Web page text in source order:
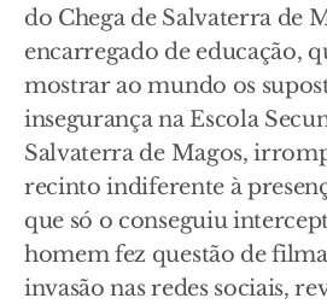
do Chega de Salvaterra de
encarregado de educação,
mostrar ao mundo os
insegurança na Escola
Salvaterra de Magos,
recinto indiferente à
que só o conseguiu
homem fez questão de
invasão nas redes sociais,